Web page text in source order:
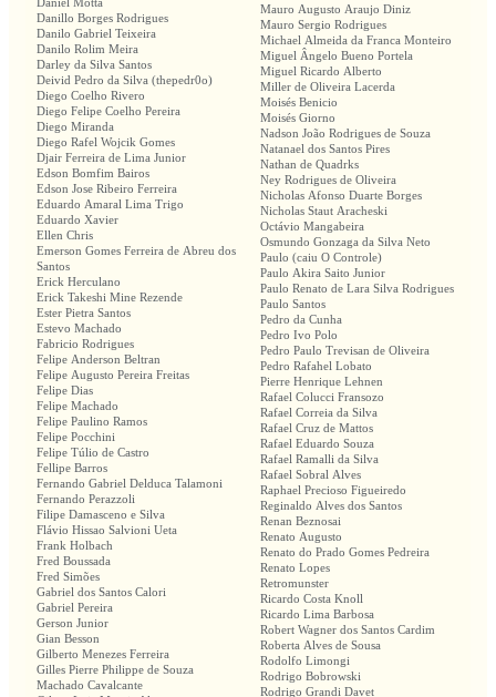
Danillo Borges Rodrigues
Danilo Gabriel Teixeira
Danilo Rolim Meira
Darley da Silva Santos
Deivid Pedro da Silva (thepedr0o)
Diego Coelho Rivero
Diego Felipe Coelho Pereira
Diego Miranda
Diego Rafel Wojcik Gomes
Djair Ferreira de Lima Junior
Edson Bomfim Bairos
Edson Jose Ribeiro Ferreira
Eduardo Amaral Lima Trigo
Eduardo Xavier
Ellen Chris
Emerson Gomes Ferreira de Abreu dos
Santos
Erick Herculano
Erick Takeshi Mine Rezende
Ester Pietra Santos
Estevo Machado
Fabricio Rodrigues
Felipe Anderson Beltran
Felipe Augusto Pereira Freitas
Felipe Dias
Felipe Machado
Felipe Paulino Ramos
Felipe Pocchini
Felipe Túlio de Castro
Fellipe Barros
Fernando Gabriel Delduca Talamoni
Fernando Perazzoli
Filipe Damasceno e Silva
Flávio Hissao Salvioni Ueta
Frank Holbach
Fred Boussada
Fred Simões
Gabriel dos Santos Calori
Gabriel Pereira
Gerson Junior
Gian Besson
Gilberto Menezes Ferreira
Gilles Pierre Philippe de Souza
Machado Cavalcante
Mauro Augusto Araujo Diniz
Mauro Sergio Rodrigues
Michael Almeida da Franca Monteiro
Miguel Ângelo Bueno Portela
Miguel Ricardo Alberto
Miller de Oliveira Lacerda
Moisés Benicio
Moisés Giorno
Nadson João Rodrigues de Souza
Natanael dos Santos Pires
Nathan de Quadrks
Ney Rodrigues de Oliveira
Nicholas Afonso Duarte Borges
Nicholas Staut Aracheski
Octávio Mangabeira
Osmundo Gonzaga da Silva Neto
Paulo (caiu O Controle)
Paulo Akira Saito Junior
Paulo Renato de Lara Silva Rodrigues
Paulo Santos
Pedro da Cunha
Pedro Ivo Polo
Pedro Paulo Trevisan de Oliveira
Pedro Rafahel Lobato
Pierre Henrique Lehnen
Rafael Colucci Fransozo
Rafael Correia da Silva
Rafael Cruz de Mattos
Rafael Eduardo Souza
Rafael Ramalli da Silva
Rafael Sobral Alves
Raphael Precioso Figueiredo
Reginaldo Alves dos Santos
Renan Beznosai
Renato Augusto
Renato do Prado Gomes Pedreira
Renato Lopes
Retromunster
Ricardo Costa Knoll
Ricardo Lima Barbosa
Robert Wagner dos Santos Cardim
Roberta Alves de Sousa
Rodolfo Limongi
Rodrigo Bobrowski
Rodrigo Grandi Davet